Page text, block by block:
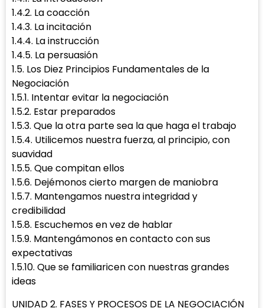
1.4.2. La coacción
1.4.3. La incitación
1.4.4. La instrucción
1.4.5. La persuasión
1.5. Los Diez Principios Fundamentales de la
Negociación
1.5.1. Intentar evitar la negociación
1.5.2. Estar preparados
1.5.3. Que la otra parte sea la que haga el trabajo
1.5.4. Utilicemos nuestra fuerza, al principio, con
suavidad
1.5.5. Que compitan ellos
1.5.6. Dejémonos cierto margen de maniobra
1.5.7. Mantengamos nuestra integridad y
credibilidad
1.5.8. Escuchemos en vez de hablar
1.5.9. Mantengámonos en contacto con sus
expectativas
1.5.10. Que se familiaricen con nuestras grandes
ideas
UNIDAD 2. FASES Y PROCESOS DE LA NEGOCIACIÓN